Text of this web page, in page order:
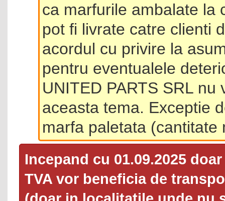
ca marfurile ambalate la
pot fi livrate catre clienti
acordul cu privire la
pentru eventualele
UNITED PARTS SRL
aceasta tema. Exceptie
marfa paletata (cantitate
Incepand cu 01.09.2025
TVA vor beneficia de